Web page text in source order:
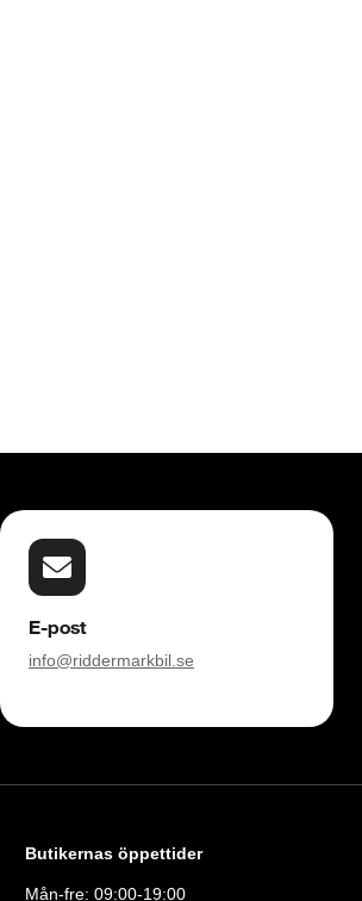
E-post
info@riddermarkbil.se
Butikernas öppettider
Mån-fre: 09:00-19:00